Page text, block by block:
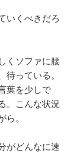
いくべきだろ
くソファに腰
っている。
葉を少しで
。こんな状況
。
がどんなに速